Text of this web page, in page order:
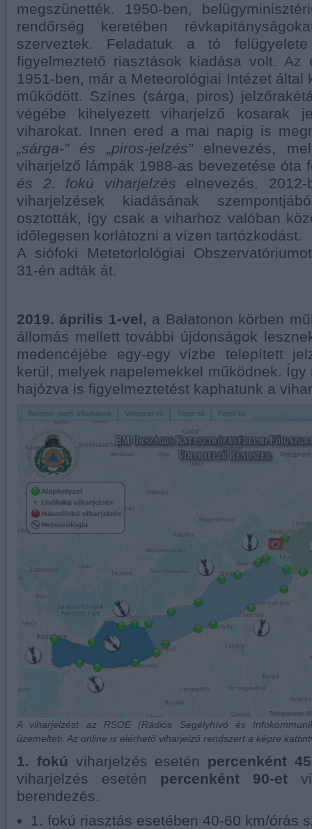
megszünették. 1950-ben,
rendőrség keretében
szerveztek. Feladatuk a tó
figyelmeztető riasztások kiadása volt. Az
1951-ben, már a Meteorológiai Intézet által
működött. Színes (sárga, piros)
végébe kihelyezett viharjelző kosarak
viharokat. Innen ered a mai napig is
„sárga-” és „piros-jelzés”elnevezés,
viharjelző lámpák 1988-as bevezetése óta
és 2. fokú viharjelzés elnevezés.
viharjelzések kiadásának
osztották, így csak a viharhoz valóban
időlegesen korlátozni a vízen tartózkodást.
A siófoki Metetorlológiai
31-én adták át.
2019. április 1-vel, a Balatonon körben
állomás mellett további újdonságok
medencéjébe egy-egy vízbe telepített
kerül, melyek napelemekkel működnek.
hajózva is figyelmeztetést kaphatunk a
A viharjelzést az RSOE (Rádiós Segélyhívó és
üzemelteti. Az online is elérhető viharjelző rendszert a képre
1. fokú viharjelzés esetén percenként
viharjelzés esetén percenként 90-et
berendezés.
1. fokú riasztás esetében 40-60 km/órás